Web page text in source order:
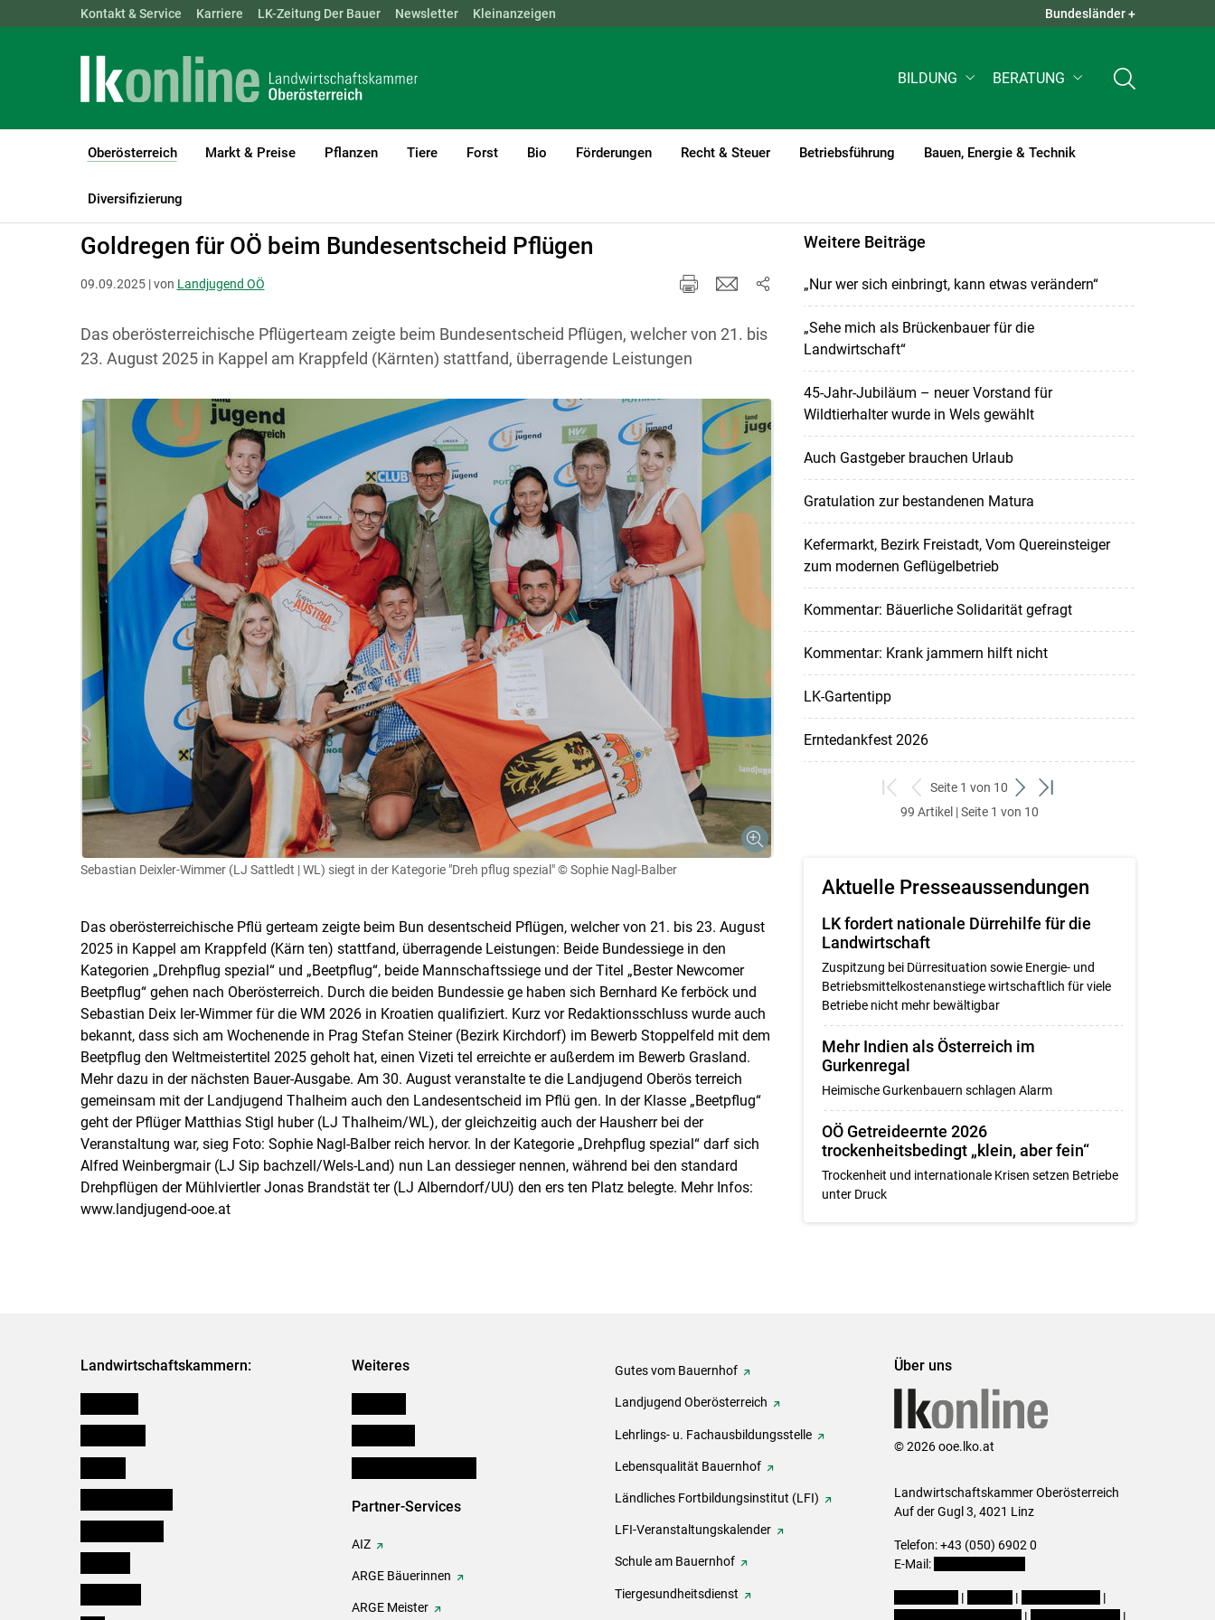
Skip to main content
Landwirtschaftskammern: ÖSTERREICH BGLD KTN NÖ OÖ SBG STMK QUICK LINKS +
Kontakt & Service Karriere LK-Zeitung Der Bauer Newsletter Kleinanzeigen Bundesländer +
BILDUNG BERATUNG
Oberösterreich
(current)1
Markt & Preise Pflanzen Tiere Forst Bio Förderungen Recht & Steuer Betriebsführung Bauen, Energie & Technik
Diversifizierung
LK Oberösterreich Oberösterreich
Goldregen für OÖ beim Bundesentscheid Pflügen
09.09.2025 | von Landjugend OÖ
Das oberösterreichische Pflügerteam zeigte beim Bundesentscheid Pflügen, welcher von 21. bis
23. August 2025 in Kappel am Krappfeld (Kärnten) stattfand, überragende Leistungen
Sebastian Deixler-Wimmer (LJ Sattledt | WL) siegt in der Kategorie "Dreh pflug spezial" © Sophie Nagl-Balber
Das oberösterreichische Pflü gerteam zeigte beim Bun desentscheid Pflügen, welcher von 21. bis 23. August
2025 in Kappel am Krappfeld (Kärn ten) stattfand, überragende Leistungen: Beide Bundessiege in den
Kategorien „Drehpflug spezial“ und „Beetpflug“, beide Mannschaftssiege und der Titel „Bester Newcomer
Beetpflug“ gehen nach Oberösterreich. Durch die beiden Bundessie ge haben sich Bernhard Ke ferböck und
Sebastian Deix ler-Wimmer für die WM 2026 in Kroatien qualifiziert. Kurz vor Redaktionsschluss wurde auch
bekannt, dass sich am Wochenende in Prag Stefan Steiner (Bezirk Kirchdorf) im Bewerb Stoppelfeld mit dem
Beetpflug den Weltmeistertitel 2025 geholt hat, einen Vizeti tel erreichte er außerdem im Bewerb Grasland.
Mehr dazu in der nächsten Bauer-Ausgabe. Am 30. August veranstalte te die Landjugend Oberös terreich
gemeinsam mit der Landjugend Thalheim auch den Landesentscheid im Pflü gen. In der Klasse „Beetpflug“
geht der Pflüger Matthias Stigl huber (LJ Thalheim/WL), der gleichzeitig auch der Hausherr bei der
Veranstaltung war, sieg Foto: Sophie Nagl-Balber reich hervor. In der Kategorie „Drehpflug spezial“ darf sich
Alfred Weinbergmair (LJ Sip bachzell/Wels-Land) nun Lan dessieger nennen, während bei den standard
Drehpflügen der Mühlviertler Jonas Brandstät ter (LJ Alberndorf/UU) den ers ten Platz belegte. Mehr Infos:
www.landjugend-ooe.at
Weitere Beiträge
„Nur wer sich einbringt, kann etwas verändern“
„Sehe mich als Brückenbauer für die
Landwirtschaft“
45-Jahr-Jubiläum – neuer Vorstand für
Wildtierhalter wurde in Wels gewählt
Auch Gastgeber brauchen Urlaub
Gratulation zur bestandenen Matura
Kefermarkt, Bezirk Freistadt, Vom Quereinsteiger
zum modernen Geflügelbetrieb
Kommentar: Bäuerliche Solidarität gefragt
Kommentar: Krank jammern hilft nicht
LK-Gartentipp
Erntedankfest 2026
zum
ersten
zurück
zum
Seite 1 von 10
weiter
zum
zum
99 Artikel | Seite 1 von 10
Aktuelle Presseaussendungen
LK fordert nationale Dürrehilfe für die
Landwirtschaft
Zuspitzung bei Dürresituation sowie Energie- und
Betriebsmittelkostenanstiege wirtschaftlich für viele
Betriebe nicht mehr bewältigbar
Mehr Indien als Österreich im
Gurkenregal
Heimische Gurkenbauern schlagen Alarm
OÖ Getreideernte 2026
trockenheitsbedingt „klein, aber fein“
Trockenheit und internationale Krisen setzen Betriebe
unter Druck
Landwirtschaftskammern: Weiteres
Partner-Services
AIZ
ARGE Bäuerinnen
ARGE Meister
Gutes vom Bauernhof
Landjugend Oberösterreich
Lehrlings- u. Fachausbildungsstelle
Lebensqualität Bauernhof
Ländliches Fortbildungsinstitut (LFI)
LFI-Veranstaltungskalender
Schule am Bauernhof
Tiergesundheitsdienst
Über uns
© 2026 ooe.lko.at
Landwirtschaftskammer Oberösterreich
Auf der Gugl 3, 4021 Linz
Telefon: +43 (050) 6902 0
E-Mail:
| |
|
| |